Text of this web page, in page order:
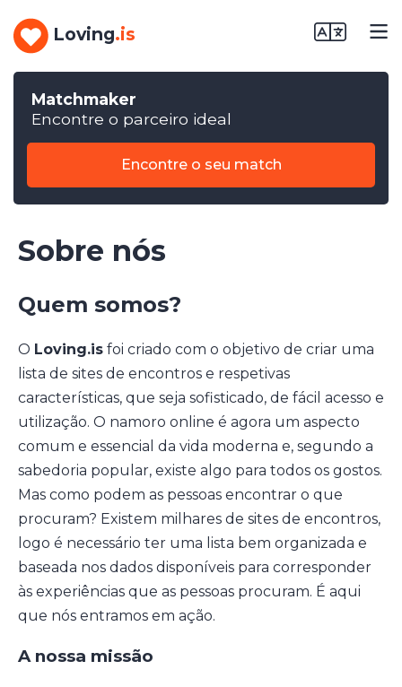
Loving.is
Matchmaker
Encontre o parceiro ideal
Encontre o seu match
Sobre nós
Quem somos?
O Loving.is foi criado com o objetivo de criar uma
lista de sites de encontros e respetivas
características, que seja sofisticado, de fácil acesso e
utilização. O namoro online é agora um aspecto
comum e essencial da vida moderna e, segundo a
sabedoria popular, existe algo para todos os gostos.
Mas como podem as pessoas encontrar o que
procuram? Existem milhares de sites de encontros,
logo é necessário ter uma lista bem organizada e
baseada nos dados disponíveis para corresponder
às experiências que as pessoas procuram. É aqui
que nós entramos em ação.
A nossa missão